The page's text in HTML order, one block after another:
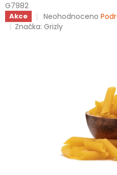
G7982
Akce
Průměrné
hodnocení
Neohodnoceno
Značka:Grizly